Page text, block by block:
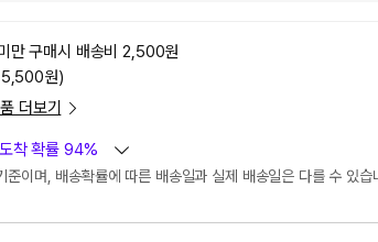
만 구매시 배송비 2,500원
5,500원)
더보기
도착 확률 94%
준이며, 배송확률에 따른 배송일과 실제 배송일은 다를 수 있습